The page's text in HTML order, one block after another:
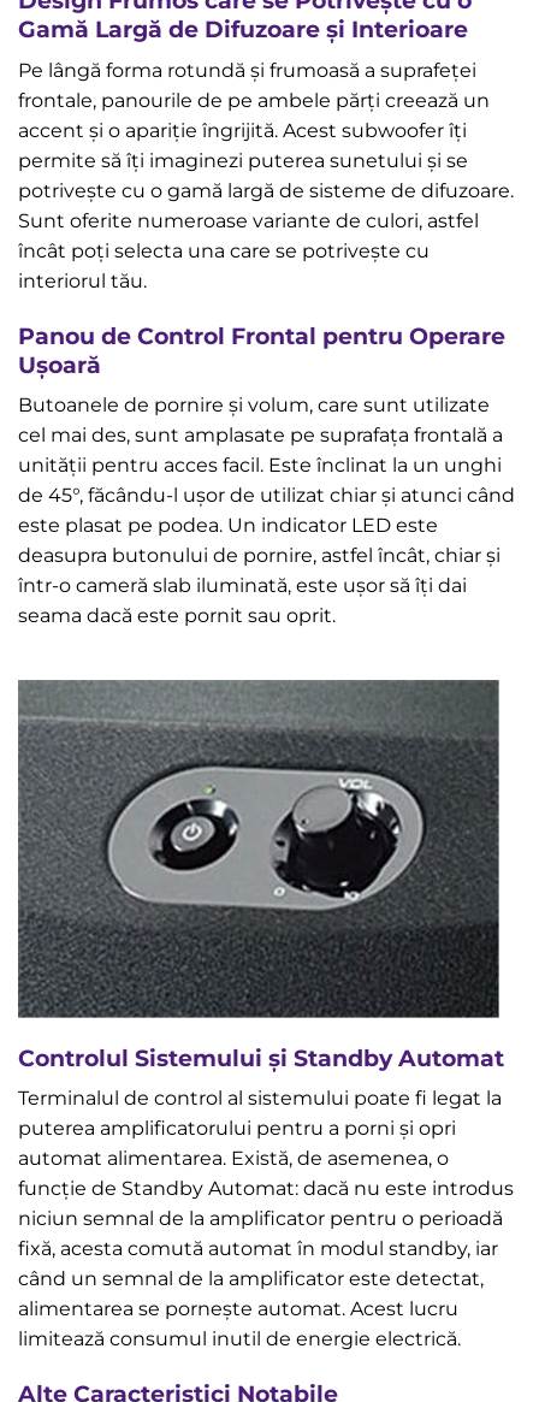
Gamă Largă de Difuzoare și Interioare
Pe lângă forma rotundă și frumoasă a suprafeței
frontale, panourile de pe ambele părți creează un
accent și o apariție îngrijită. Acest subwoofer îți
permite să îți imaginezi puterea sunetului și se
potrivește cu o gamă largă de sisteme de difuzoare.
Sunt oferite numeroase variante de culori, astfel
încât poți selecta una care se potrivește cu
interiorul tău.
Panou de Control Frontal pentru Operare
Ușoară
Butoanele de pornire și volum, care sunt utilizate
cel mai des, sunt amplasate pe suprafața frontală a
unității pentru acces facil. Este înclinat la un unghi
de 45°, făcându-l ușor de utilizat chiar și atunci când
este plasat pe podea. Un indicator LED este
deasupra butonului de pornire, astfel încât, chiar și
într-o cameră slab iluminată, este ușor să îți dai
seama dacă este pornit sau oprit.
Controlul Sistemului și Standby Automat
Terminalul de control al sistemului poate fi legat la
puterea amplificatorului pentru a porni și opri
automat alimentarea. Există, de asemenea, o
funcție de Standby Automat: dacă nu este introdus
niciun semnal de la amplificator pentru o perioadă
fixă, acesta comută automat în modul standby, iar
când un semnal de la amplificator este detectat,
alimentarea se pornește automat. Acest lucru
limitează consumul inutil de energie electrică.
Alte Caracteristici Notabile